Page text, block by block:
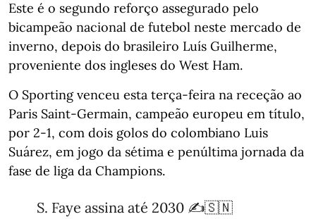
Este é o segundo reforço assegurado pelo
bicampeão nacional de futebol neste mercado de
inverno, depois do brasileiro Luís Guilherme,
proveniente dos ingleses do West Ham.
O Sporting venceu esta terça-feira na receção ao
Paris Saint-Germain, campeão europeu em título,
por 2-1, com dois golos do colombiano Luis
Suárez, em jogo da sétima e penúltima jornada da
fase de liga da Champions.
S. Faye assina até 2030 ✍️🇸🇳